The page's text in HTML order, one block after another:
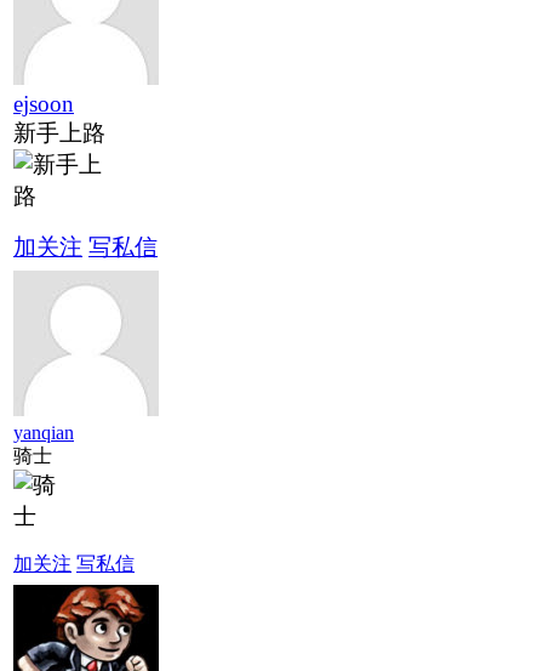
ejsoon
新手上路
加关注 写私信
yanqian
骑士
加关注 写私信